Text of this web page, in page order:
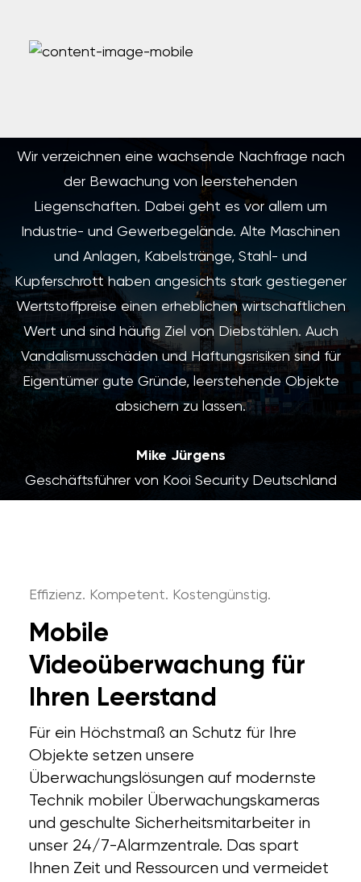
Wir verzeichnen eine wachsende Nachfrage nach
der Bewachung von leerstehenden
Liegenschaften. Dabei geht es vor allem um
Industrie- und Gewerbegelände. Alte Maschinen
und Anlagen, Kabelstränge, Stahl- und
Kupferschrott haben angesichts stark gestiegener
Wertstoffpreise einen erheblichen wirtschaftlichen
Wert und sind häufig Ziel von Diebstählen. Auch
Vandalismusschäden und Haftungsrisiken sind für
Eigentümer gute Gründe, leerstehende Objekte
absichern zu lassen.
Mike Jürgens
Geschäftsführer von Kooi Security Deutschland
Effizienz. Kompetent. Kostengünstig.
Mobile
Videoüberwachung für
Ihren Leerstand
Für ein Höchstmaß an Schutz für Ihre
Objekte setzen unsere
Überwachungslösungen auf modernste
Technik mobiler Überwachungskameras
und geschulte Sicherheitsmitarbeiter in
unser 24/7-Alarmzentrale. Das spart
Ihnen Zeit und Ressourcen und vermeidet